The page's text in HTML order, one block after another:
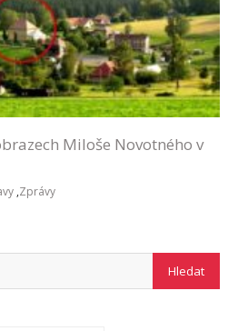
Miloše Novotného v
,Zprávy